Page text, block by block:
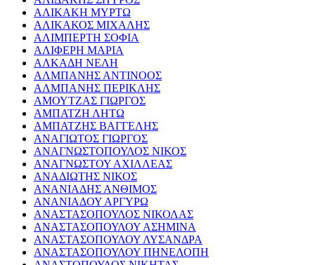
ΑΛΙΚΑΚΗ ΜΥΡΤΩ
ΑΛΙΚΑΚΟΣ ΜΙΧΑΛΗΣ
ΑΛΙΜΠΕΡΤΗ ΣΟΦΙΑ
ΑΛΙΦΕΡΗ ΜΑΡΙΑ
ΑΛΚΑΔΗ ΝΕΛΗ
ΑΛΜΠΑΝΗΣ ΑΝΤΙΝΟΟΣ
ΑΛΜΠΑΝΗΣ ΠΕΡΙΚΛΗΣ
ΑΜΟΥΤΖΑΣ ΓΙΩΡΓΟΣ
ΑΜΠΑΤΖΗ ΛΗΤΩ
ΑΜΠΑΤΖΗΣ ΒΑΓΓΕΛΗΣ
ΑΝΑΓΙΩΤΟΣ ΓΙΩΡΓΟΣ
ΑΝΑΓΝΩΣΤΟΠΟΥΛΟΣ ΝΙΚΟΣ
ΑΝΑΓΝΩΣΤΟΥ ΑΧΙΛΛΕΑΣ
ΑΝΑΔΙΩΤΗΣ ΝΙΚΟΣ
ΑΝΑΝΙΑΔΗΣ ΑΝΘΙΜΟΣ
ΑΝΑΝΙΑΔΟΥ ΑΡΓΥΡΩ
ΑΝΑΣΤΑΣΟΠΟΥΛΟΣ ΝΙΚΟΛΑΣ
ΑΝΑΣΤΑΣΟΠΟΥΛΟΥ ΑΣΗΜΙΝΑ
ΑΝΑΣΤΑΣΟΠΟΥΛΟΥ ΛΥΣΑΝΔΡΑ
ΑΝΑΣΤΑΣΟΠΟΥΛΟΥ ΠΗΝΕΛΟΠΗ